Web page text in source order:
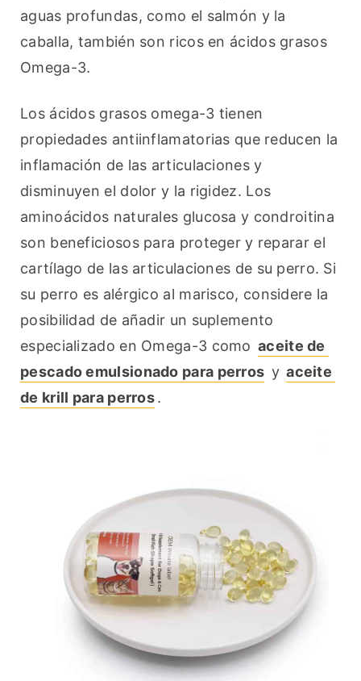
aguas profundas, como el salmón y la
caballa, también son ricos en ácidos grasos
Omega-3.
Los ácidos grasos omega-3 tienen
propiedades antiinflamatorias que reducen la
inflamación de las articulaciones y
disminuyen el dolor y la rigidez. Los
aminoácidos naturales glucosa y condroitina
son beneficiosos para proteger y reparar el
cartílago de las articulaciones de su perro. Si
su perro es alérgico al marisco, considere la
posibilidad de añadir un suplemento
especializado en Omega-3 como aceite de
pescado emulsionado para perros y aceite
de krill para perros.